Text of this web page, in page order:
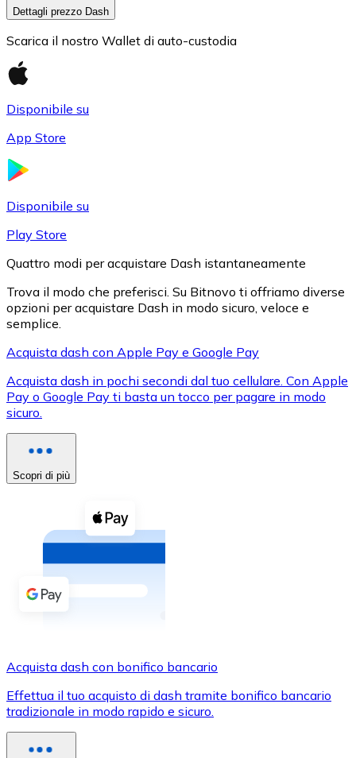
XRP
XRP
Vedi tutto
Buoni cripto
Acquista criptovalute in contanti e altri mezzi di
Acquista con contanti
Bonifico SEPA
Usa le carte Visa e Mastercard per acquistare
Acquista con carta
Dettagli prezzo Dash
Scarica il nostro Wallet di auto-custodia
Disponibile su
App Store
Disponibile su
Play Store
Quattro modi per acquistare Dash istantaneamente
Trova il modo che preferisci. Su Bitnovo ti offriamo diverse
opzioni per acquistare Dash in modo sicuro, veloce e
semplice.
Acquista dash con Apple Pay e Google Pay
Acquista dash in pochi secondi dal tuo cellulare. Con Apple
Pay o Google Pay ti basta un tocco per pagare in modo
sicuro.
Scopri di più
Acquista dash con bonifico bancario
Effettua il tuo acquisto di dash tramite bonifico bancario
tradizionale in modo rapido e sicuro.